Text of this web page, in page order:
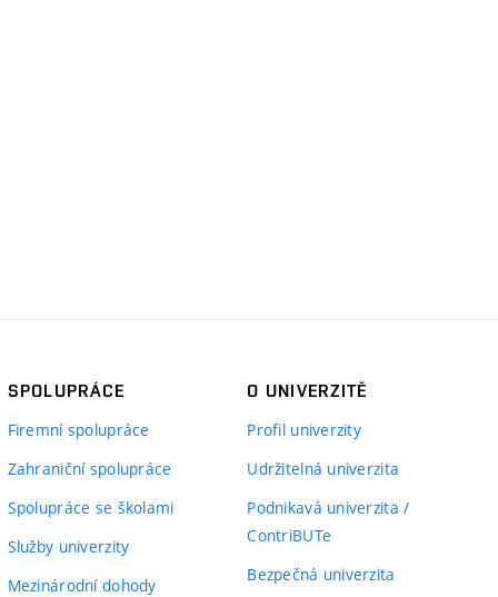
SPOLUPRÁCE
Firemní spolupráce
Zahraniční spolupráce
Spolupráce se školami
Služby univerzity
Mezinárodní dohody
O UNIVERZITĚ
Profil univerzity
Udržitelná univerzita
Podnikavá univerzita /
ContriBUTe
Bezpečná univerzita